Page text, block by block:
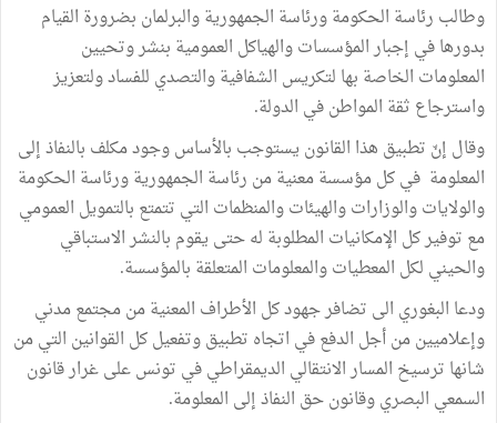
وطالب رئاسة الحكومة ورئاسة الجمهورية والبرلمان بضرورة القيام
بدورها في إجبار المؤسسات والهياكل العمومية بنشر وتحيين
المعلومات الخاصة بها لتكريس الشفافية والتصدي للفساد ولتعزيز
واسترجاع ثقة المواطن في الدولة.
وقال إنّ تطبيق هذا القانون يستوجب بالأساس وجود مكلف بالنفاذ إلى
المعلومة في كل مؤسسة معنية من رئاسة الجمهورية ورئاسة الحكومة
والولايات والوزارات والهيئات والمنظمات التي تتمتع بالتمويل العمومي
مع توفير كل الإمكانيات المطلوبة له حتى يقوم بالنشر الاستباقي
والحيني لكل المعطيات والمعلومات المتعلقة بالمؤسسة.
ودعا البغوري الى تضافر جهود كل الأطراف المعنية من مجتمع مدني
وإعلاميين من أجل الدفع في اتجاه تطبيق وتفعيل كل القوانين التي من
شانها ترسيخ المسار الانتقالي الديمقراطي في تونس على غرار قانون
السمعي البصري وقانون حق النفاذ إلى المعلومة.